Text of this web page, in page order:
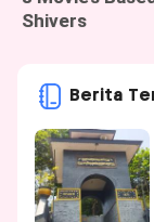
Berita